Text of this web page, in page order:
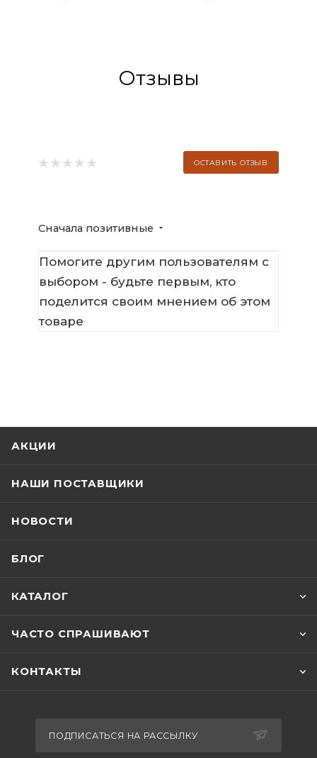
Отзывы
ОСТАВИТЬ ОТЗЫВ
Сначала позитивные
Помогите другим пользователям с
выбором - будьте первым, кто
поделится своим мнением об этом
товаре
АКЦИИ
НАШИ ПОСТАВЩИКИ
НОВОСТИ
БЛОГ
КАТАЛОГ
ЧАСТО СПРАШИВАЮТ
КОНТАКТЫ
ПОДПИСАТЬСЯ НА РАССЫЛКУ